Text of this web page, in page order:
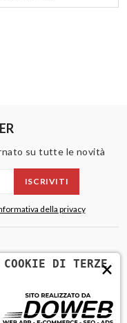
su tutte le novità
ISCRIVITI
della privacy
×
DI TERZE